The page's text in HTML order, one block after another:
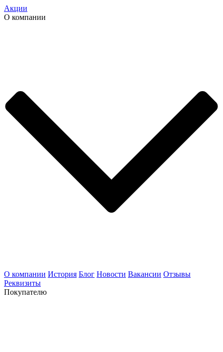
Акции
О компании
О компании История Блог Новости Вакансии Отзывы
Реквизиты
Покупателю